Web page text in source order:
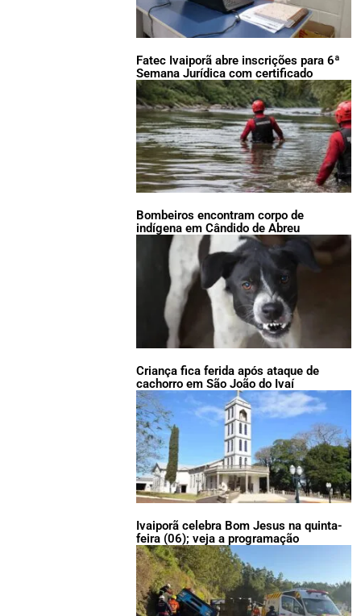
Fatec Ivaiporã abre inscrições para 6ª
Semana Jurídica com certificado
Bombeiros encontram corpo de
indígena em Cândido de Abreu
Criança fica ferida após ataque de
cachorro em São João do Ivaí
Ivaiporã celebra Bom Jesus na quinta-
feira (06); veja a programação